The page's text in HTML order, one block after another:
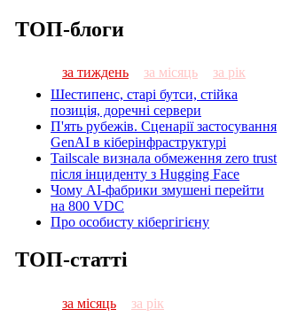
ТОП-блоги
за тиждень за місяць
за рік
Шестипенс, старі бутси, стійка
позиція, доречні сервери
П'ять рубежів. Сценарії застосування
GenAI в кіберінфраструктурі
Tailscale визнала обмеження zero trust
після інциденту з Hugging Face
Чому AI-фабрики змушені перейти
на 800 VDC
Про особисту кібергігієну
ТОП-статті
за місяць
за рік